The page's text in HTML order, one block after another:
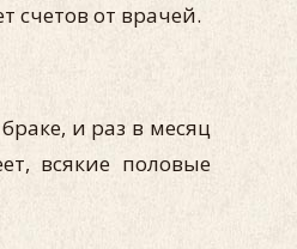
счетов от врачей.
и раз в месяц
всякие половые